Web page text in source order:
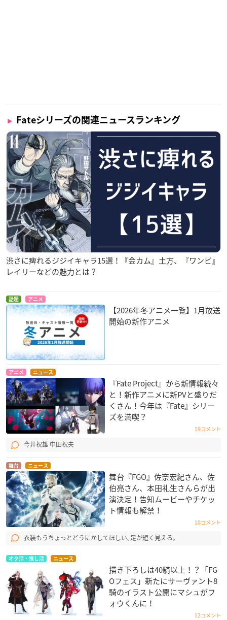
Fateシリーズの関連ニュースランキング
渋さに痺れるジジイキャラ15選！『金カム』土方、『ワンピ』
レイリーなどの魅力とは？
話題 アニメ
【2026年冬アニメ一覧】1月放送
開始の新作アニメ
アニメ ニュース
『Fate Project』から新情報続々
と！新作アニメに新PVと盛りだ
くさん！今年は『Fate』シリー
ズを満喫？
19コメント
今井祝雄 中田祝夫
舞台 ニュース
舞台『FGO』佐奈宏紀さん、佐
伯亮さん、本田礼生さんらが出
演決定！告知ムービーやチケッ
ト情報も解禁！
10コメント
衣装もうちょっとどうにかしてほしい｡足が短く見える｡
オタ活・推し活 ニュース
描き下ろしは40騎以上！？「FG
Oフェス」新たにサーヴァント8
騎のイラスト公開にマシュがフ
ォウくんに！
12コメント